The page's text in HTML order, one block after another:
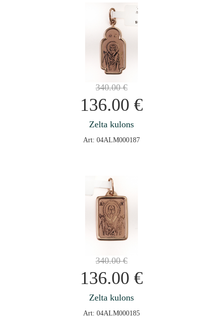
340.00€
136.00 €
Zelta kulons
Art: 04ALM000187
340.00€
136.00 €
Zelta kulons
Art: 04ALM000185